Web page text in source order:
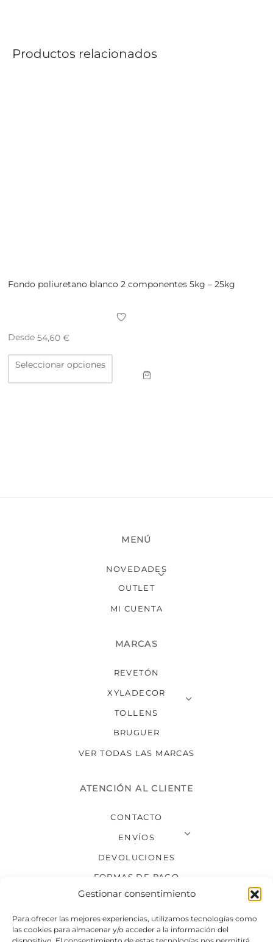
Gestionar consentimiento
Para ofrecer las mejores experiencias, utilizamos tecnologías como
las cookies para almacenar y/o acceder a la información del
Productos relacionados
Fondo poliuretano blanco 2 componentes 5kg – 25kg
Desde 54,60 €
Seleccionar opciones
Este
múltiples
MENÚ
NOVEDADES
OUTLET
MI CUENTA
MARCAS
REVETÓN
XYLADECOR
TOLLENS
BRUGUER
VER TODAS LAS MARCAS
ATENCIÓN AL CLIENTE
CONTACTO
ENVÍOS
DEVOLUCIONES
FORMAS DE PAGO
SÍGUENOS